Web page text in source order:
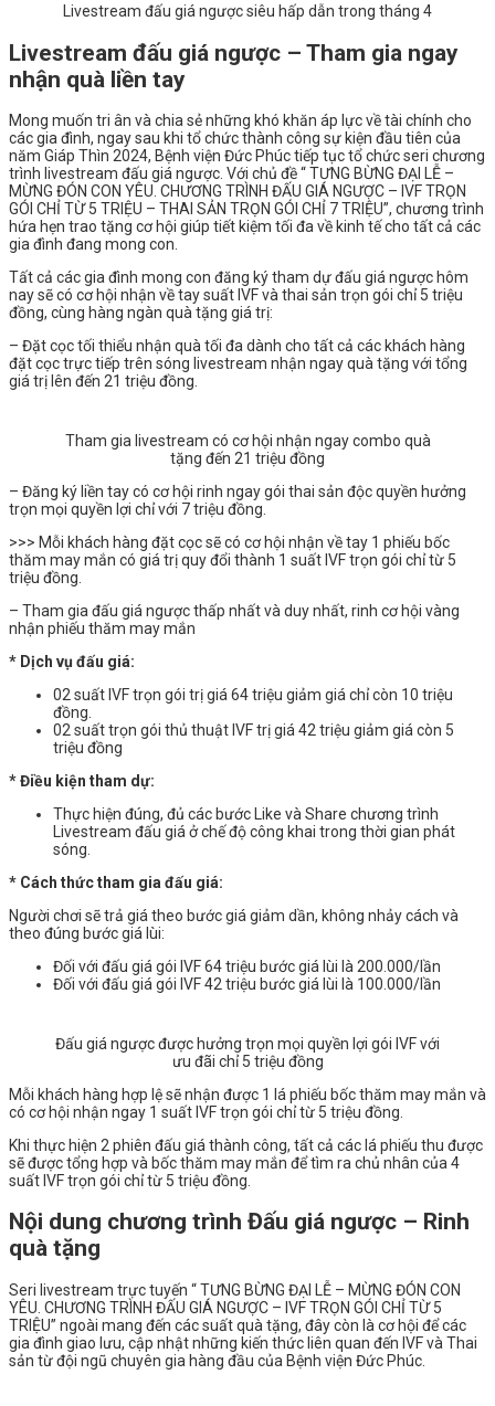
Livestream đấu giá ngược siêu hấp dẫn trong tháng 4
Livestream đấu giá ngược – Tham gia ngay
nhận quà liền tay
Mong muốn tri ân và chia sẻ những khó khăn áp lực về tài chính cho
các gia đình, ngay sau khi tổ chức thành công sự kiện đầu tiên của
năm Giáp Thìn 2024, Bệnh viện Đức Phúc tiếp tục tổ chức seri chương
trình livestream đấu giá ngược. Với chủ đề “ TƯNG BỪNG ĐẠI LỄ –
MỪNG ĐÓN CON YÊU. CHƯƠNG TRÌNH ĐẤU GIÁ NGƯỢC – IVF TRỌN
GÓI CHỈ TỪ 5 TRIỆU – THAI SẢN TRỌN GÓI CHỈ 7 TRIỆU”, chương trình
hứa hẹn trao tặng cơ hội giúp tiết kiệm tối đa về kinh tế cho tất cả các
gia đình đang mong con.
Tất cả các gia đình mong con đăng ký tham dự đấu giá ngược hôm
nay sẽ có cơ hội nhận về tay suất IVF và thai sản trọn gói chỉ 5 triệu
đồng, cùng hàng ngàn quà tặng giá trị:
– Đặt cọc tối thiểu nhận quà tối đa dành cho tất cả các khách hàng
đặt cọc trực tiếp trên sóng livestream nhận ngay quà tặng với tổng
giá trị lên đến 21 triệu đồng.
Tham gia livestream có cơ hội nhận ngay combo quà
tặng đến 21 triệu đồng
– Đăng ký liền tay có cơ hội rinh ngay gói thai sản độc quyền hưởng
trọn mọi quyền lợi chỉ với 7 triệu đồng.
>>> Mỗi khách hàng đặt cọc sẽ có cơ hội nhận về tay 1 phiếu bốc
thăm may mắn có giá trị quy đổi thành 1 suất IVF trọn gói chỉ từ 5
triệu đồng.
– Tham gia đấu giá ngược thấp nhất và duy nhất, rinh cơ hội vàng
nhận phiếu thăm may mắn
* Dịch vụ đấu giá:
02 suất IVF trọn gói trị giá 64 triệu giảm giá chỉ còn 10 triệu
đồng.
02 suất trọn gói thủ thuật IVF trị giá 42 triệu giảm giá còn 5
triệu đồng
* Điều kiện tham dự:
Thực hiện đúng, đủ các bước Like và Share chương trình
Livestream đấu giá ở chế độ công khai trong thời gian phát
sóng.
* Cách thức tham gia đấu giá:
Người chơi sẽ trả giá theo bước giá giảm dần, không nhảy cách và
theo đúng bước giá lùi:
Đối với đấu giá gói IVF 64 triệu bước giá lùi là 200.000/lần
Đối với đấu giá gói IVF 42 triệu bước giá lùi là 100.000/lần
Đấu giá ngược được hưởng trọn mọi quyền lợi gói IVF với
ưu đãi chỉ 5 triệu đồng
Mỗi khách hàng hợp lệ sẽ nhận được 1 lá phiếu bốc thăm may mắn và
có cơ hội nhận ngay 1 suất IVF trọn gói chỉ từ 5 triệu đồng.
Khi thực hiện 2 phiên đấu giá thành công, tất cả các lá phiếu thu được
sẽ được tổng hợp và bốc thăm may mắn để tìm ra chủ nhân của 4
suất IVF trọn gói chỉ từ 5 triệu đồng.
Nội dung chương trình Đấu giá ngược – Rinh
quà tặng
Seri livestream trực tuyến “ TƯNG BỪNG ĐẠI LỄ – MỪNG ĐÓN CON
YÊU. CHƯƠNG TRÌNH ĐẤU GIÁ NGƯỢC – IVF TRỌN GÓI CHỈ TỪ 5
TRIỆU” ngoài mang đến các suất quà tặng, đây còn là cơ hội để các
gia đình giao lưu, cập nhật những kiến thức liên quan đến IVF và Thai
sản từ đội ngũ chuyên gia hàng đầu của Bệnh viện Đức Phúc.